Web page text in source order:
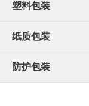
塑料包装
纸质包装
防护包装